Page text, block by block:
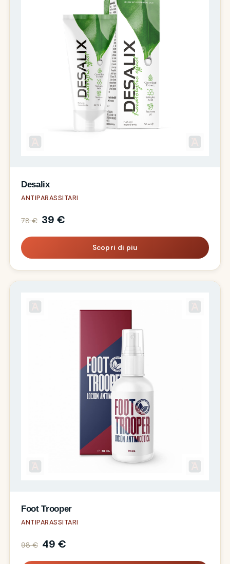
Desalix
ANTIPARASSITARI
78 € 39 €
Scopri di piu
Foot Trooper
ANTIPARASSITARI
98 € 49 €